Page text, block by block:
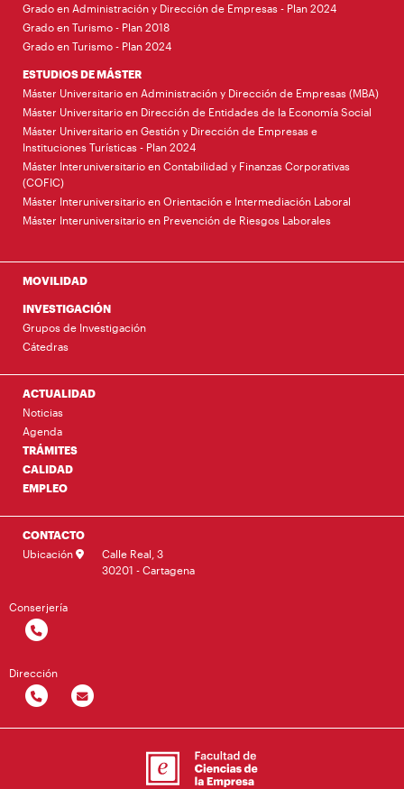
Grado en Administración y Dirección de Empresas - Plan 2024
Grado en Turismo - Plan 2018
Grado en Turismo - Plan 2024
ESTUDIOS DE MÁSTER
Máster Universitario en Administración y Dirección de Empresas (MBA)
Máster Universitario en Dirección de Entidades de la Economía Social
Máster Universitario en Gestión y Dirección de Empresas e
Instituciones Turísticas - Plan 2024
Máster Interuniversitario en Contabilidad y Finanzas Corporativas
(COFIC)
Máster Interuniversitario en Orientación e Intermediación Laboral
Máster Interuniversitario en Prevención de Riesgos Laborales
MOVILIDAD
INVESTIGACIÓN
Grupos de Investigación
Cátedras
ACTUALIDAD
Noticias
Agenda
TRÁMITES
CALIDAD
EMPLEO
CONTACTO
Ubicación
Calle Real, 3
30201 - Cartagena
Conserjería
Dirección